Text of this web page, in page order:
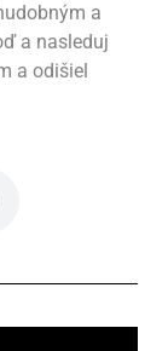
a
a nasleduj
a odišiel